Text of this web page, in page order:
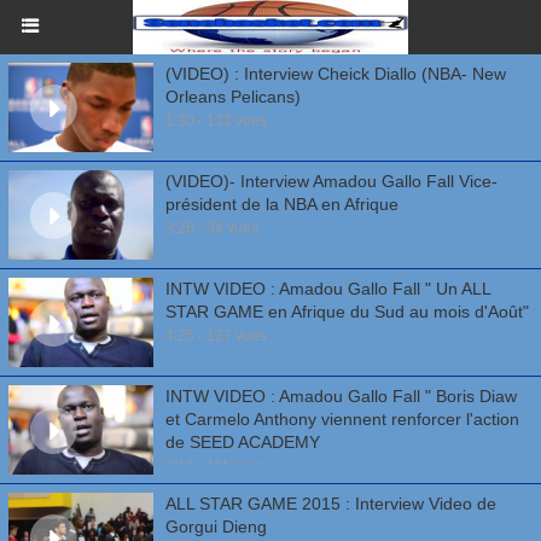
(VIDEO) : Interview Cheick Diallo (NBA- New
Orleans Pelicans)
1:30 - 133 vues
(VIDEO)- Interview Amadou Gallo Fall Vice-
président de la NBA en Afrique
3:26 - 34 vues
INTW VIDEO : Amadou Gallo Fall " Un ALL
STAR GAME en Afrique du Sud au mois d'Août"
4:25 - 127 vues
INTW VIDEO : Amadou Gallo Fall " Boris Diaw
et Carmelo Anthony viennent renforcer l'action
de SEED ACADEMY
6:16 - 111 vues
ALL STAR GAME 2015 : Interview Video de
Gorgui Dieng